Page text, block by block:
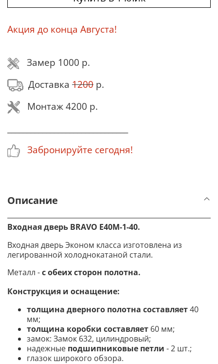
Акция до конца Августа!
Замер 1000 р.
Доставка 1200 р.
Монтаж 4200 р.
Забронируйте сегодня!
Описание
Входная дверь BRAVO Е40М-1-40.
Входная дверь Эконом класса изготовлена из
легированной холоднокатаной стали.
Металл -с обеих сторон полотна.
Конструкция и оснащение:
толщина дверного полотна составляет40
мм;
толщина коробки составляет 60 мм;
замок: Замок 632, цилиндровый;
надежные подшипниковые петли - 2 шт.;
глазок широкого обзора.